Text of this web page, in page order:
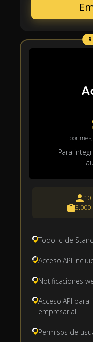
por
Para
Todo lo de
Acceso API
Notificaciones
Acceso API
empresarial
Permisos de